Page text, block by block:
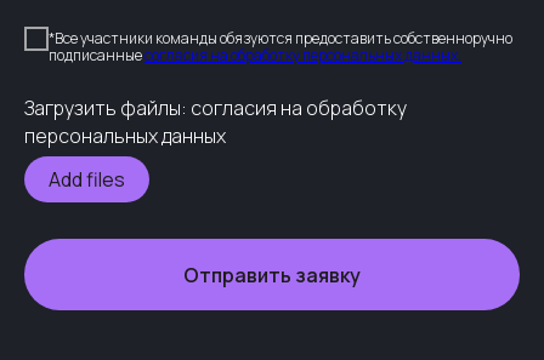
*Все участники команды обязуются предоставить собственноручно
подписанныесогласия на обработку персональных данных.
Загрузить файлы: согласия на обработку
персональных данных
Add files
Отправить заявку